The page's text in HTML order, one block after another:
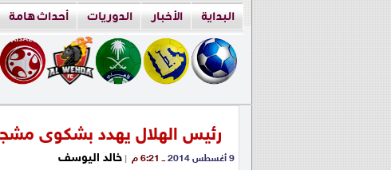
البداية الأخبار الدوريات أحداث هامة
رئيس الهلال يهدد بشكوى
9 أغسطس 2014 ــ 6:21 م |خالد اليوسف